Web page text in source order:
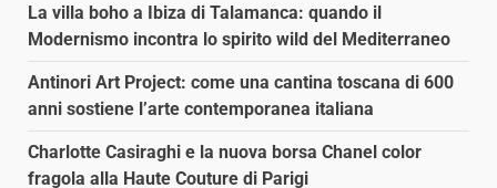
La villa boho a Ibiza di Talamanca: quando il
Modernismo incontra lo spirito wild del Mediterraneo
Antinori Art Project: come una cantina toscana di 600
anni sostiene l’arte contemporanea italiana
Charlotte Casiraghi e la nuova borsa Chanel color
fragola alla Haute Couture di Parigi